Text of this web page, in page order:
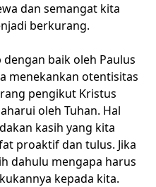
dan semangat kita
berkurang.
baik oleh Paulus
menekankan otentisitas
pengikut Kristus
oleh Tuhan. Hal
kasih yang kita
proaktif dan tulus. Jika
dahulu mengapa harus
kepada kita.